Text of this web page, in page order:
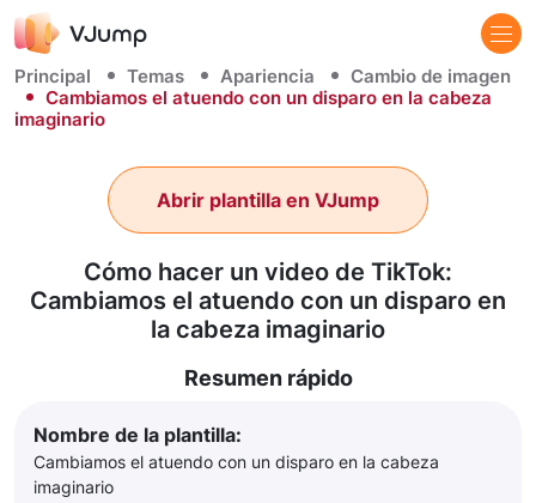
Principal Temas Apariencia
Cambio de imagen
Cambiamos el atuendo con un disparo en la cabeza
imaginario
Cómo hacer un video de TikTok:
Cambiamos el atuendo con un disparo en
la cabeza imaginario
Abrir plantilla en VJump
Resumen rápido
Nombre de la plantilla:
Cambiamos el atuendo con un disparo en la cabeza
imaginario